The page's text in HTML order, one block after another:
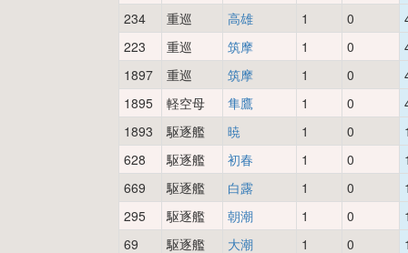
234
重巡 高雄 1 0
223
重巡 筑摩 1 0
1897
重巡 筑摩 1 0
1895
軽空母 隼鷹 1 0
1893
駆逐艦 暁 1 0
628
駆逐艦 初春 1 0
669
駆逐艦 白露 1 0
295
駆逐艦 朝潮 1 0
69
駆逐艦 大潮 1 0